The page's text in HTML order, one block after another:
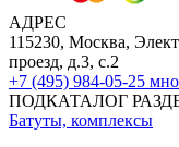
АДРЕС
115230, Москва,
проезд, д.3, с.2
+7 (495) 984-05-25
ПОДКАТАЛОГ
Батуты, комплексы